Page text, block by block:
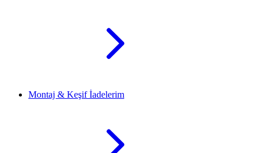
Montaj & Keşif İadelerim